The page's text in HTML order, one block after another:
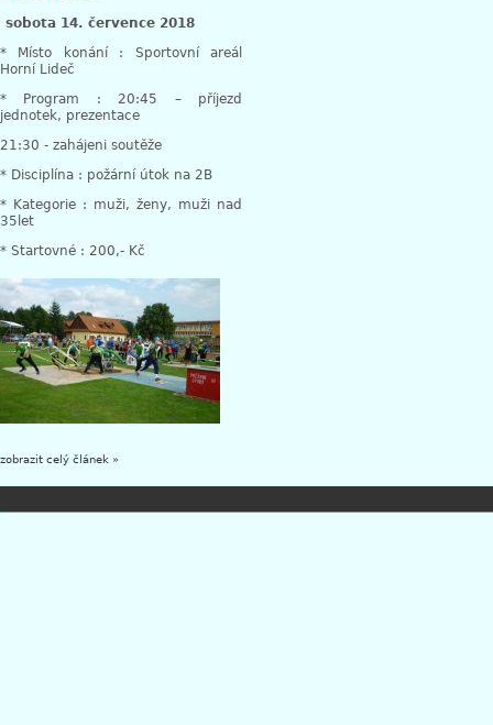
sobota 14. července 2018
* Místo konání : Sportovní areál
Horní Lideč
* Program : 20:45 – příjezd
jednotek, prezentace
21:30 - zahájeni soutěže
* Disciplína : požární útok na 2B
* Kategorie : muži, ženy, muži nad
35let
* Startovné : 200,- Kč
zobrazit celý článek »